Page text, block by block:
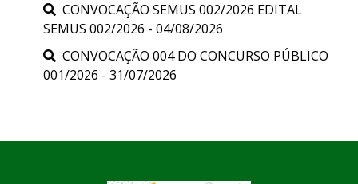
CONVOCAÇÃO SEMUS 002/2026 EDITAL
SEMUS 002/2026 - 04/08/2026
CONVOCAÇÃO 004 DO CONCURSO PÚBLICO
001/2026 - 31/07/2026